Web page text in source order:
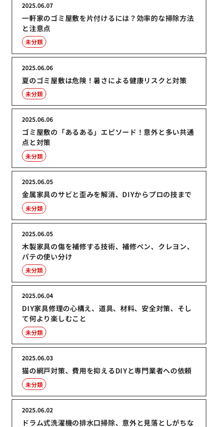
一軒家のゴミ屋敷を片付けるには？効率的な掃除方法
と注意点
2025.06.07
未分類
夏のゴミ屋敷は危険！暑さによる健康リスクと対策
2025.06.06
未分類
ゴミ屋敷の「あるある」エピソード！意外と多い共通
点と対策
2025.06.06
未分類
金属家具のサビと歪みを解消、DIYからプロの技まで
2025.06.05
未分類
木製家具の傷を補修する技術、補修ペン、クレヨン、
パテの使い分け
2025.06.05
未分類
DIY家具修理の心構え、道具、材料、安全対策、そし
て何より楽しむこと
2025.06.04
未分類
猫の網戸対策、費用を抑えるDIYと専門業者への依頼
2025.06.03
未分類
ドラム式洗濯機の排水口掃除、意外と見落としがちな
2025.06.02